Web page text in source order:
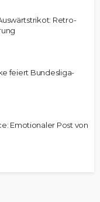
Retro-
feiert Bundesliga-
Emotionaler Post von